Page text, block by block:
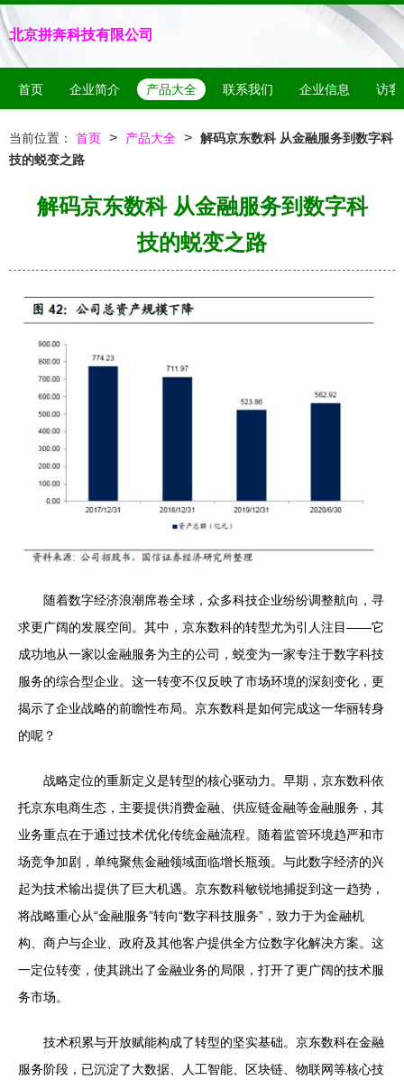
北京拼奔科技有限公司
首页 企业简介 产品大全 联系我们 企业信息 访客
当前位置： 首页 > 产品大全 > 解码京东数科 从金融服务到数字科
技的蜕变之路
解码京东数科 从金融服务到数字科
技的蜕变之路
随着数字经济浪潮席卷全球，众多科技企业纷纷调整航向，寻
求更广阔的发展空间。其中，京东数科的转型尤为引人注目——它
成功地从一家以金融服务为主的公司，蜕变为一家专注于数字科技
服务的综合型企业。这一转变不仅反映了市场环境的深刻变化，更
揭示了企业战略的前瞻性布局。京东数科是如何完成这一华丽转身
的呢？
战略定位的重新定义是转型的核心驱动力。早期，京东数科依
托京东电商生态，主要提供消费金融、供应链金融等金融服务，其
业务重点在于通过技术优化传统金融流程。随着监管环境趋严和市
场竞争加剧，单纯聚焦金融领域面临增长瓶颈。与此数字经济的兴
起为技术输出提供了巨大机遇。京东数科敏锐地捕捉到这一趋势，
将战略重心从“金融服务”转向“数字科技服务”，致力于为金融机
构、商户与企业、政府及其他客户提供全方位数字化解决方案。这
一定位转变，使其跳出了金融业务的局限，打开了更广阔的技术服
务市场。
技术积累与开放赋能构成了转型的坚实基础。京东数科在金融
服务阶段，已沉淀了大数据、人工智能、区块链、物联网等核心技